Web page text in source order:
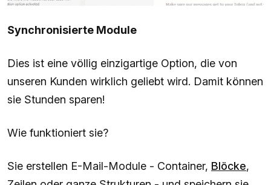
Synchronisierte Module
Dies ist eine völlig einzigartige Option, die von
unseren Kunden wirklich geliebt wird. Damit können
sie Stunden sparen!
Wie funktioniert sie?
Sie erstellen E-Mail-Module - Container, Blöcke,